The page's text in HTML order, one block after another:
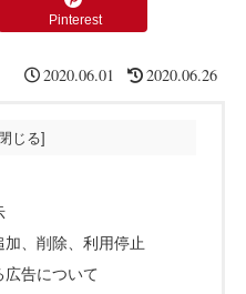
Pinterest
2020.06.01 2020.06.26
、削除、利用停止
広告について